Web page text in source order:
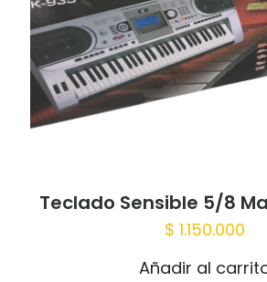
Teclado Sensible 5/8
$ 1.150.000
Añadir al